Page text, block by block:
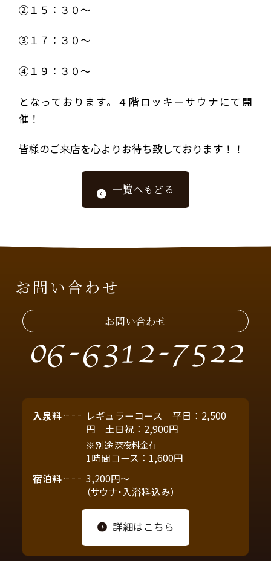
②１５：３０～
③１７：３０～
④１９：３０～
となっております。４階ロッキーサウナにて開
催！
皆様のご来店を心よりお待ち致しております！！
一覧へもどる
お問い合わせ
お問い合わせ
06-6312-7522
入泉料
レギュラーコース 平日：2,500
円 土日祝：2,900円
別途 深夜料金有
1時間コース：1,600円
宿泊料
3,200円～
（サウナ・入浴料込み）
詳細はこちら